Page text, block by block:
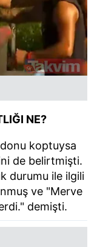
NE?
koptuysa
de belirtmişti.
durumu ile ilgili
ve "Merve
demişti.